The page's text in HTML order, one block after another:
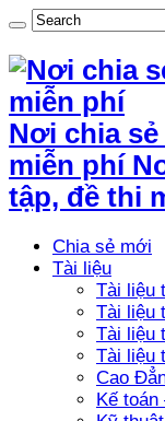
Nơi chia
miễn phí
tập, đề thi
Chia sẻ mới
Tài liệu
Tài liệu
Tài liệu
Tài liệu
Tài liệu
Cao
Kế